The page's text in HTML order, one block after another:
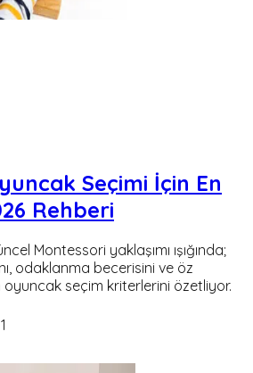
Seçimi İçin En
Rehberi
Montessori yaklaşımı ışığında;
odaklanma becerisini ve öz
seçim kriterlerini özetliyor.
1